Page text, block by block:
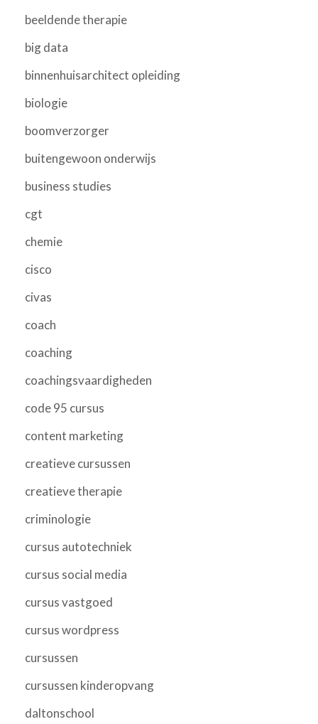
beeldende therapie
big data
binnenhuisarchitect opleiding
biologie
boomverzorger
buitengewoon onderwijs
business studies
cgt
chemie
cisco
civas
coach
coaching
coachingsvaardigheden
code 95 cursus
content marketing
creatieve cursussen
creatieve therapie
criminologie
cursus autotechniek
cursus social media
cursus vastgoed
cursus wordpress
cursussen
cursussen kinderopvang
daltonschool